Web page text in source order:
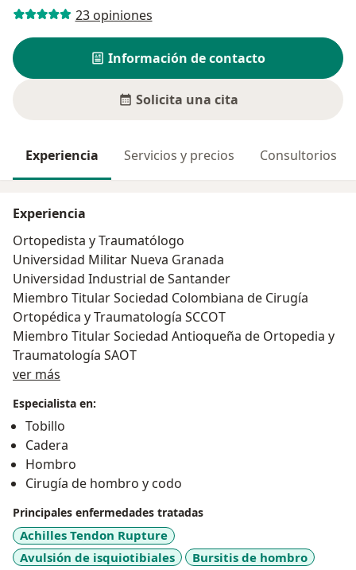
23 opiniones
Información de contacto
Solicita una cita
Experiencia Servicios y precios Consultorios
Experiencia
Ortopedista y Traumatólogo
Universidad Militar Nueva Granada
Universidad Industrial de Santander
Miembro Titular Sociedad Colombiana de Cirugía
Ortopédica y Traumatología SCCOT
Miembro Titular Sociedad Antioqueña de Ortopedia y
Traumatología SAOT
ver más
Especialista en:
Tobillo
Cadera
Hombro
Cirugía de hombro y codo
Principales enfermedades tratadas
Achilles Tendon Rupture
Avulsión de isquiotibiales
Bursitis de hombro